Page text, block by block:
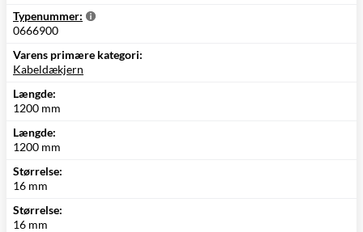
Typenummer:
0666900
Varens primære kategori:
Kabeldækjern
Længde:
1200 mm
Længde:
1200 mm
Størrelse:
16 mm
Størrelse:
16 mm